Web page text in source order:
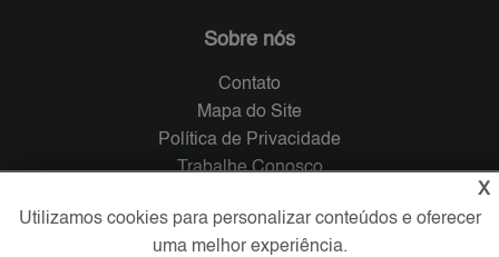
Sobre nós
Contato
Mapa do Site
Política de Privacidade
Trabalhe Conosco
Verificada por
X
Utilizamos cookies para personalizar conteúdos e oferecer
uma melhor experiência.